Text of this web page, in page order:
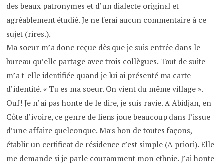
des beaux patronymes et d’un dialecte original et
agréablement étudié. Je ne ferai aucun commentaire à ce
sujet (rires.).
Ma soeur m’a donc reçue dès que je suis entrée dans le
bureau qu’elle partage avec trois collègues. Tout de suite
m’a t-elle identifiée quand je lui ai présenté ma carte
d’identité. « Tu es ma soeur. On vient du même village ».
Ouf! Je n’ai pas honte de le dire, je suis ravie. A Abidjan, en
Côte d’ivoire, ce genre de liens joue beaucoup dans l’issue
d’une affaire quelconque. Mais bon de toutes façons,
établir un certificat de résidence c’est simple (A priori). Elle
me demande si je parle couramment mon ethnie. J’ai honte